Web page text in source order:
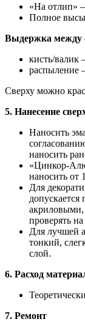
«На отлип»
Полное
Выдержка между
кисть/валик
распыление
Сверху можно
5. Нанесение
Наносить
наносить
«Цинкор-
наносить от
Для
проверять
Для лучшей
тонкий,
слой.
6. Расход
7. Ремонт